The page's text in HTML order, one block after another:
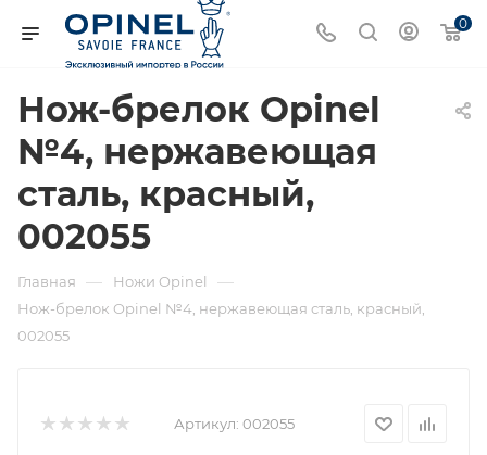
0
Нож-брелок Opinel
№4, нержавеющая
сталь, красный,
002055
Главная — Ножи Opinel —
Нож-брелок Opinel №4, нержавеющая сталь, красный,
002055
Артикул: 002055